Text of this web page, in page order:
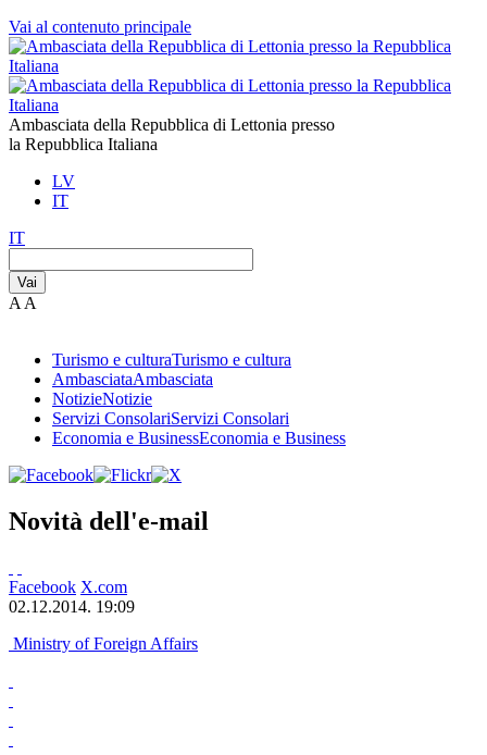
Vai al contenuto principale
Ambasciata della Repubblica di Lettonia presso
la Repubblica Italiana
LV
IT
IT
Vai
A A
Turismo e culturaTurismo e cultura
AmbasciataAmbasciata
NotizieNotizie
Servizi ConsolariServizi Consolari
Economia e BusinessEconomia e Business
Novità dell'e-mail
Facebook X.com
02.12.2014. 19:09
Ministry of Foreign Affairs